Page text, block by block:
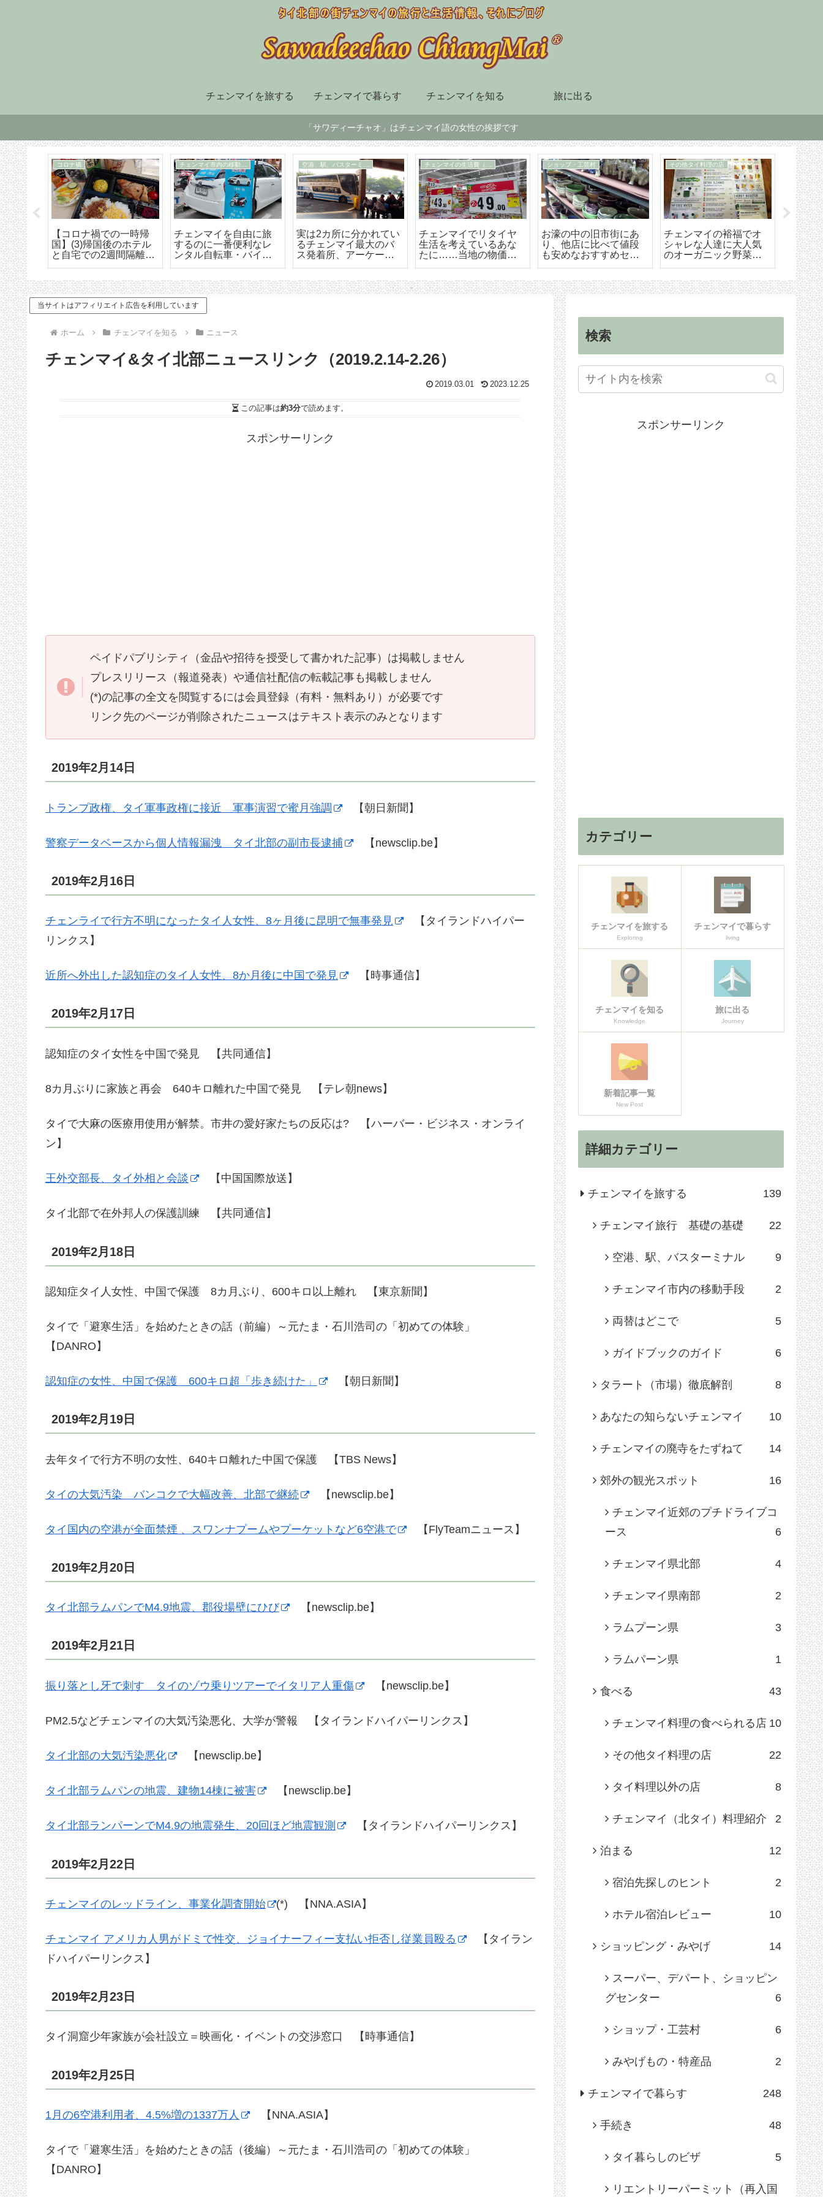
チェンマイを旅する チェンマイで暮らす チェンマイを知る 旅に出る
「サワディーチャオ」はチェンマイ語の女性の挨拶です
その他タイ料理の店
チェンマイの裕福でオ
シャレな人達に大人気
のオーガニック野菜創
（Ohkajhu）」
住まい探し
チェンマイ長期滞在の
ための住まい探しはこ
うやろう エリア選び
TM-30とは何か、初回届
け出の方法などの詳細
な解説
チェンマイ市内の移動手段
BTSも地下鉄もないチ
ェンマイはソンテウで
の移動が便利で楽しい
スーパー、デパート、ショッピングセンター
チェンマイ最大の高級
のショッピングセンタ
ー「セントラルフェス
90日レポート
「90日レポート」を提
出する
タイ暮らしのビザ
チェンマイ
期滞在生活
タイヤメン
O）ビザ取
当サイトはアフィリエイト広告を利用しています
ホーム チェンマイを知る ニュース
チェンマイ&タイ北部ニュースリンク（2019.2.14-2.26）
2019.03.01 2023.12.25
この記事は約3分で読めます。
スポンサーリンク
ペイドパブリシティ（金品や招待を授受して書かれた記事）は掲載しません
プレスリリース（報道発表）や通信社配信の転載記事も掲載しません
(*)の記事の全文を閲覧するには会員登録（有料・無料あり）が必要です
リンク先のページが削除されたニュースはテキスト表示のみとなります
2019年2月14日
トランプ政権、タイ軍事政権に接近 軍事演習で蜜月強調 【朝日新聞】
警察データベースから個人情報漏洩 タイ北部の副市長逮捕 【newsclip.be】
2019年2月16日
チェンライで行方不明になったタイ人女性、8ヶ月後に昆明で無事発見
【タイランドハイパー
リンクス】
近所へ外出した認知症のタイ人女性、8か月後に中国で発見 【時事通信】
2019年2月17日
認知症のタイ女性を中国で発見 【共同通信】
8カ月ぶりに家族と再会 640キロ離れた中国で発見 【テレ朝news】
タイで大麻の医療用使用が解禁。市井の愛好家たちの反応は? 【ハーバー・ビジネス・オンライ
ン】
王外交部長、タイ外相と会談 【中国国際放送】
タイ北部で在外邦人の保護訓練 【共同通信】
2019年2月18日
認知症タイ人女性、中国で保護 8カ月ぶり、600キロ以上離れ 【東京新聞】
タイで「避寒生活」を始めたときの話（前編）～元たま・石川浩司の「初めての体験」
【DANRO】
認知症の女性、中国で保護 600キロ超「歩き続けた」 【朝日新聞】
2019年2月19日
去年タイで行方不明の女性、640キロ離れた中国で保護 【TBS News】
タイの大気汚染 バンコクで大幅改善、北部で継続 【newsclip.be】
タイ国内の空港が全面禁煙 、スワンナプームやプーケットなど6空港で 【FlyTeamニュース】
2019年2月20日
タイ北部ラムパンでM4.9地震、郡役場壁にひび 【newsclip.be】
2019年2月21日
振り落とし牙で刺す タイのゾウ乗りツアーでイタリア人重傷 【newsclip.be】
PM2.5などチェンマイの大気汚染悪化、大学が警報 【タイランドハイパーリンクス】
タイ北部の大気汚染悪化 【newsclip.be】
タイ北部ラムパンの地震、建物14棟に被害 【newsclip.be】
タイ北部ランパーンでM4.9の地震発生、20回ほど地震観測 【タイランドハイパーリンクス】
2019年2月22日
チェンマイのレッドライン、事業化調査開始 (*) 【NNA.ASIA】
チェンマイ アメリカ人男がドミで性交、ジョイナーフィー支払い拒否し従業員殴る
【タイラン
ドハイパーリンクス】
2019年2月23日
タイ洞窟少年家族が会社設立＝映画化・イベントの交渉窓口 【時事通信】
2019年2月25日
1月の6空港利用者、4.5%増の1337万人 【NNA.ASIA】
タイで「避寒生活」を始めたときの話（後編）～元たま・石川浩司の「初めての体験」
【DANRO】
検索
スポンサーリンク
カテゴリー
チェンマイを旅する
Exploring
チェンマイで暮らす
living
チェンマイを知る
Knowledge
旅に出る
Journey
新着記事一覧
New Post
詳細カテゴリー
チェンマイを旅する 139
チェンマイ旅行 基礎の基礎 22
空港、駅、バスターミナル 9
チェンマイ市内の移動手段 2
両替はどこで 5
ガイドブックのガイド 6
タラート（市場）徹底解剖 8
あなたの知らないチェンマイ 10
チェンマイの廃寺をたずねて 14
郊外の観光スポット 16
チェンマイ近郊のプチドライブコ
ース
6
チェンマイ県北部 4
チェンマイ県南部 2
ラムプーン県 3
ラムパーン県 1
食べる 43
チェンマイ料理の食べられる店 10
その他タイ料理の店 22
タイ料理以外の店 8
チェンマイ（北タイ）料理紹介 2
泊まる 12
宿泊先探しのヒント 2
ホテル宿泊レビュー 10
ショッピング・みやげ 14
スーパー、デパート、ショッピン
グセンター
6
ショップ・工芸村 6
みやげもの・特産品 2
チェンマイで暮らす 248
手続き 48
タイ暮らしのビザ 5
リエントリーパーミット（再入国